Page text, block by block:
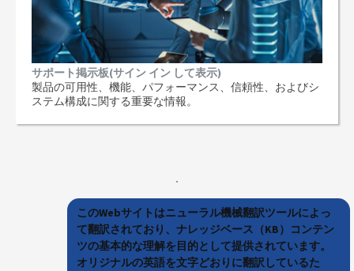
サポート掲示板(サイン イン して表示)
製品の可用性、機能、パフォーマンス、信頼性、およびシ
ステム構成に関する重要な情報。
このWebサイトはニューラル機械翻訳ツールによっ
て翻訳されており、ナレッジベース（KB）コンテン
ツの基本的な理解を目的として提供されています。
オリジナルの英語を文字どおりに翻訳しているた